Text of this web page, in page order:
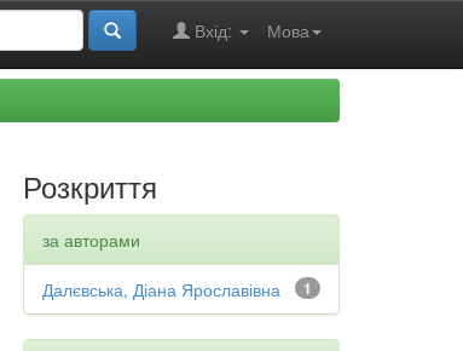
Мова
Вхід:
Розкриття
за авторами
1
Далєвська, Діана Ярославівна